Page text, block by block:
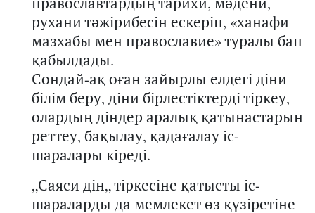
рухани тәжірибесін ескеріп, «ханафи
мазхабы мен православие» туралы бап
қабылдады.
Сондай-ақ оған зайырлы елдегі діни
білім беру, діни бірлестіктерді тіркеу,
олардың діндер аралық қатынастарын
реттеу, бақылау, қадағалау іс-
шаралары кіреді.
„Саяси дін„тіркесіне қатысты іс-
шараларды да мемлекет өз құзіретіне